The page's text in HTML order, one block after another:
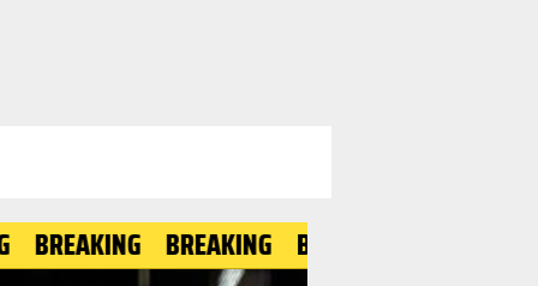
BREAKING BREAKING